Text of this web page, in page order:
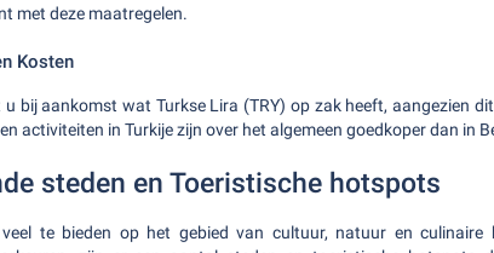
met deze maatregelen.
Kosten
bij aankomst wat Turkse Lira (TRY) op zak heeft, aangezien
activiteiten in Turkije zijn over het algemeen goedkoper dan in
steden en Toeristische hotspots
te bieden op het gebied van cultuur, natuur en culinaire